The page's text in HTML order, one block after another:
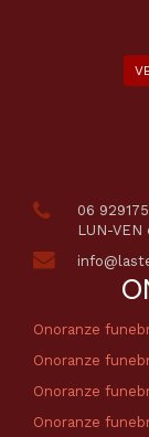
06
LUN-VEN
Onoranze
Onoranze
Onoranze
Onoranze